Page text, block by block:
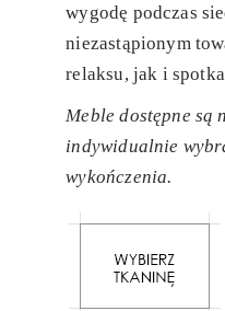
wygodę podczas
niezastąpionym
relaksu, jak i
Meble dostępne są
indywidualnie
wykończenia.